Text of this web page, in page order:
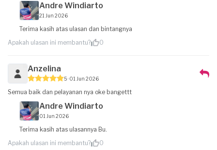
Andre Windiarto
21 Jun 2026
Terima kasih atas ulasan dan bintangnya
Apakah ulasan ini membantu?
0
Anzelina
5 01 Jun 2026
Semua baik dan pelayanan nya oke bangettt
Andre Windiarto
01 Jun 2026
Terima kasih atas ulasannya Bu.
Apakah ulasan ini membantu?
0